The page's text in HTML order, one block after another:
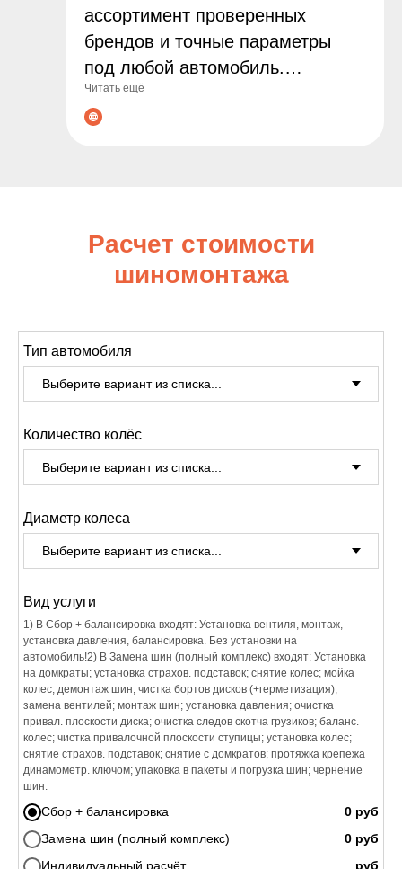
ассортимент проверенных
брендов и точные параметры
под любой автомобиль.
Гарантируем оригинальные
товары, выгодные цены и
дороге!
Читать ещё
Расчет стоимости
шиномонтажа
Тип автомобиля
Количество колёс
Диаметр колеса
Вид услуги
1) В Сбор + балансировка входят: Установка вентиля, монтаж,
установка давления, балансировка. Без установки на
автомобиль!2) В Замена шин (полный комплекс) входят: Установка
на домкраты; установка страхов. подставок; снятие колес; мойка
колес; демонтаж шин; чистка бортов дисков (+герметизация);
замена вентилей; монтаж шин; установка давления; очистка
привал. плоскости диска; очистка следов скотча грузиков; баланс.
колес; чистка привалочной плоскости ступицы; установка колес;
снятие страхов. подставок; снятие с домкратов; протяжка крепежа
динамометр. ключом; упаковка в пакеты и погрузка шин; чернение
шин.
Сбор + балансировка
Замена шин (полный комплекс)
Индивидуальный расчёт